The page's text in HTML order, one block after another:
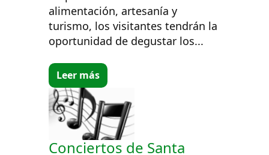
alimentación, artesanía y
turismo, los visitantes tendrán la
oportunidad de degustar los...
Leer más
Conciertos de Santa